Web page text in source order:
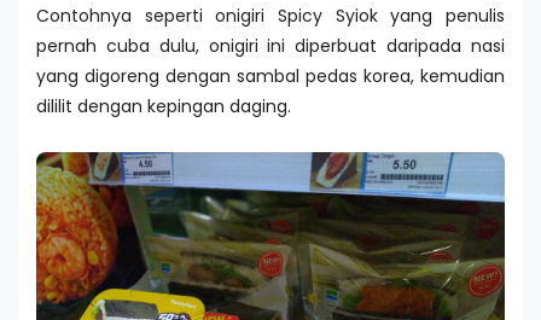
Contohnya seperti onigiri Spicy Syiok yang penulis
pernah cuba dulu, onigiri ini diperbuat daripada nasi
yang digoreng dengan sambal pedas korea, kemudian
dililit dengan kepingan daging.